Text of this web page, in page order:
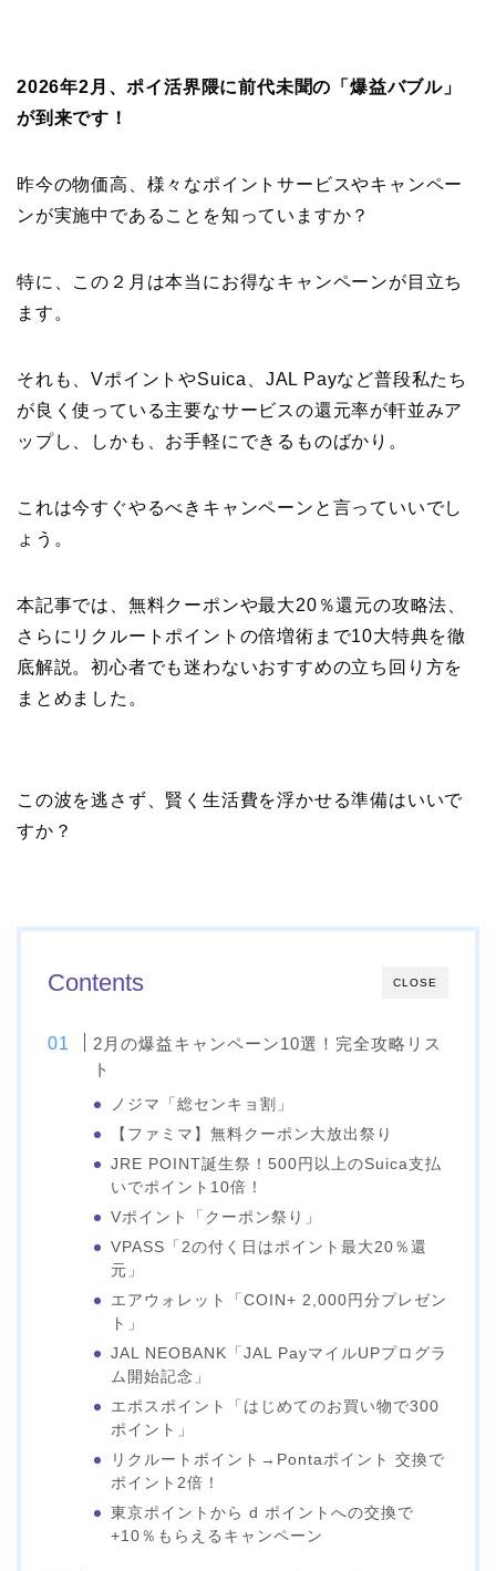
2026年2月、ポイ活界隈に前代未聞の「爆益バブル」
が到来です！
昨今の物価高、様々なポイントサービスやキャンペー
ンが実施中であることを知っていますか？
特に、この２月は本当にお得なキャンペーンが目立ち
ます。
それも、VポイントやSuica、JAL Payなど普段私たち
が良く使っている主要なサービスの還元率が軒並みア
ップし、しかも、お手軽にできるものばかり。
これは今すぐやるべきキャンペーンと言っていいでし
ょう。
本記事では、無料クーポンや最大20％還元の攻略法、
さらにリクルートポイントの倍増術まで10大特典を徹
底解説。初心者でも迷わないおすすめの立ち回り方を
まとめました。
この波を逃さず、賢く生活費を浮かせる準備はいいで
すか？
CLOSE
Contents
2月の爆益キャンペーン10選！完全攻略リス
ト
ノジマ「総センキョ割」
【ファミマ】無料クーポン大放出祭り
JRE POINT誕生祭！500円以上のSuica支払
いでポイント10倍！
Vポイント「クーポン祭り」
VPASS「2の付く日はポイント最大20％還
元」
エアウォレット「COIN+ 2,000円分プレゼン
ト」
JAL NEOBANK「JAL PayマイルUPプログラ
ム開始記念」
エポスポイント「はじめてのお買い物で300
ポイント」
リクルートポイント→Pontaポイント 交換で
ポイント2倍！
東京ポイントから d ポイントへの交換で
+10％もらえるキャンペーン